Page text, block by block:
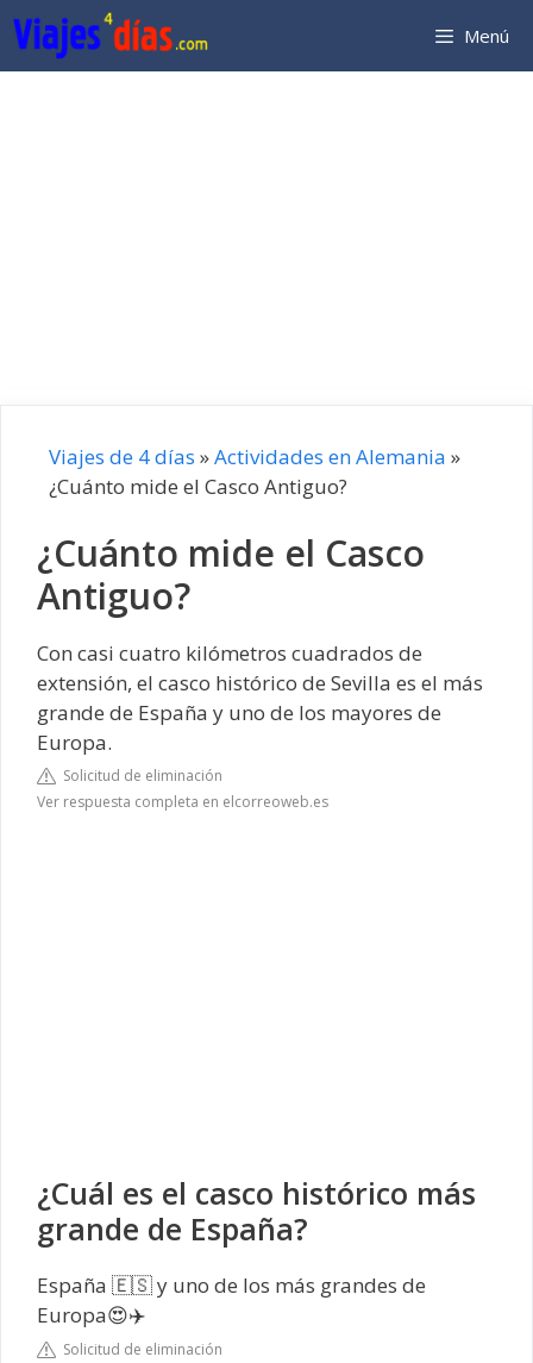
Saltar
al
contenido
Menú
Viajes de 4 días »Actividades en Alemania »
¿Cuánto mide el Casco Antiguo?
¿Cuánto mide el Casco
Antiguo?
Con casi cuatro kilómetros cuadrados de
extensión, el casco histórico de Sevilla es el más
grande de España y uno de los mayores de
Europa.
Solicitud de eliminación
Ver respuesta completa en elcorreoweb.es
¿Cuál es el casco histórico más
grande de España?
España 🇪🇸 y uno de los más grandes de
Europa😍✈️
Solicitud de eliminación